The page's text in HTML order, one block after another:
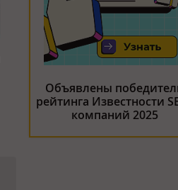
Объявлены
рейтинга Известности
компаний 2025